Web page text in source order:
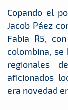
Copando el
Jacob Páez
Fabia R5,
colombina, se
regionales
aficionados
era novedad